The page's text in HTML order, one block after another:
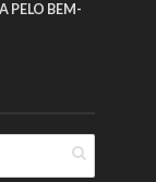
PELO BEM-